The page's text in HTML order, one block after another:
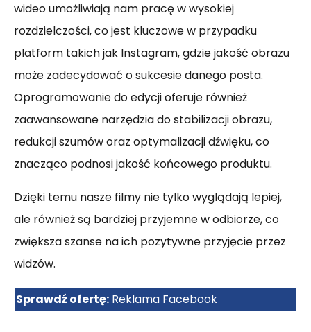
wideo umożliwiają nam pracę w wysokiej
rozdzielczości, co jest kluczowe w przypadku
platform takich jak Instagram, gdzie jakość obrazu
może zadecydować o sukcesie danego posta.
Oprogramowanie do edycji oferuje również
zaawansowane narzędzia do stabilizacji obrazu,
redukcji szumów oraz optymalizacji dźwięku, co
znacząco podnosi jakość końcowego produktu.
Dzięki temu nasze filmy nie tylko wyglądają lepiej,
ale również są bardziej przyjemne w odbiorze, co
zwiększa szanse na ich pozytywne przyjęcie przez
widzów.
Sprawdź ofertę: Reklama Facebook